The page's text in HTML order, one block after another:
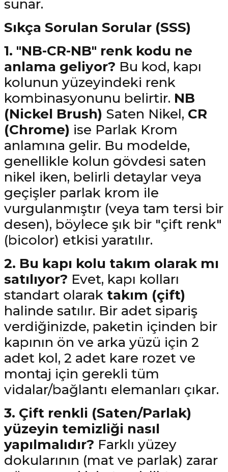
sunar.
Sıkça Sorulan Sorular (SSS)
1. "NB-CR-NB" renk kodu ne
anlama geliyor? Bu kod, kapı
kolunun yüzeyindeki renk
kombinasyonunu belirtir. NB
(Nickel Brush) Saten Nikel, CR
(Chrome) ise Parlak Krom
anlamına gelir. Bu modelde,
genellikle kolun gövdesi saten
nikel iken, belirli detaylar veya
geçişler parlak krom ile
vurgulanmıştır (veya tam tersi bir
desen), böylece şık bir "çift renk"
(bicolor) etkisi yaratılır.
2. Bu kapı kolu takım olarak mı
satılıyor? Evet, kapı kolları
standart olarak takım (çift)
halinde satılır. Bir adet sipariş
verdiğinizde, paketin içinden bir
kapının ön ve arka yüzü için 2
adet kol, 2 adet kare rozet ve
montaj için gerekli tüm
vidalar/bağlantı elemanları çıkar.
3. Çift renkli (Saten/Parlak)
yüzeyin temizliği nasıl
yapılmalıdır? Farklı yüzey
dokularının (mat ve parlak) zarar